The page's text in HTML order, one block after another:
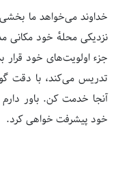
خداوند می‌خواهد ما
نزدیکی محلهٔ خود مکانی
جزء اولویت‌های خود قرار
تدریس می‌کند، با دقت
آنجا خدمت کن. باور
خود پیشرفت خواهی کرد.